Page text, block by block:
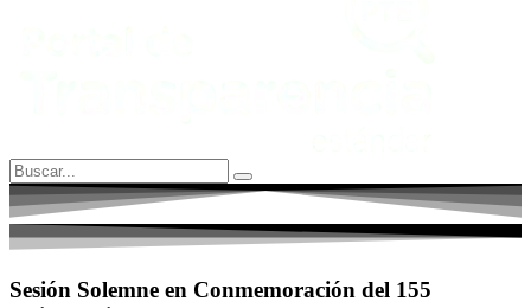
Sesión Solemne en Conmemoración del 155